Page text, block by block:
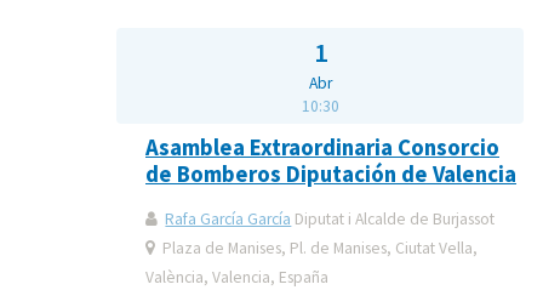
1
Abr
10:30
Asamblea Extraordinaria Consorcio
de Bomberos Diputación de Valencia
Rafa García García Diputat i Alcalde de Burjassot
Plaza de Manises, Pl. de Manises, Ciutat Vella,
València, Valencia, España